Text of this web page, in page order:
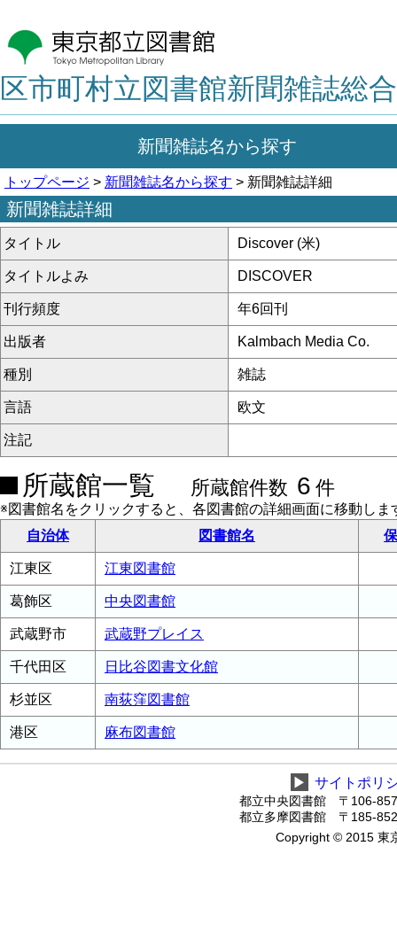
区市町村立図書館新聞雑誌総
新聞雑誌名から探す
トップページ > 新聞雑誌名から探す > 新聞雑誌詳細
新聞雑誌詳細
タイトル Discover (米)
タイトルよみ DISCOVER
刊行頻度 年6回刊
出版者 Kalmbach Media Co.
種別 雑誌
言語 欧文
注記
所蔵館一覧 所蔵館件数 6 件
※図書館名をクリックすると、各図書館の詳細画面に移動しま
自治体
図書館名
江東区 江東図書館
葛飾区 中央図書館
武蔵野市 武蔵野プレイス
千代田区 日比谷図書文化館
杉並区 南荻窪図書館
港区 麻布図書館
▶ サイトポリ
都立中央図書館 〒106-
都立多摩図書館 〒185-
Copyright © 2015 東